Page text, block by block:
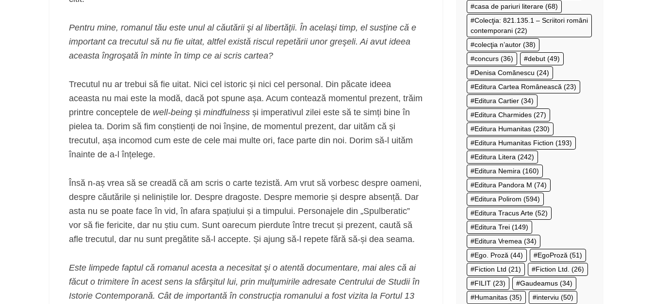
Pentru mine, romanul tău este unul al căutării şi al libertăţii. În acelaşi timp, el susţine că e
important ca trecutul să nu fie uitat, altfel există riscul repetării unor greşeli. Ai avut ideea
aceasta îngroşată în minte în timp ce ai scris cartea?
Trecutul nu ar trebui să fie uitat. Nici cel istoric și nici cel personal. Din păcate ideea
aceasta nu mai este la modă, dacă pot spune așa. Acum contează momentul prezent, trăim
printre conceptele de well-being și mindfulness și imperativul zilei este să te simți bine în
pielea ta. Dorim să fim conștienți de noi înșine, de momentul prezent, dar uităm că și
trecutul, așa incomod cum este de cele mai multe ori, face parte din noi. Dorim să-l uităm
înainte de a-l înțelege.
Însă n-aș vrea să se creadă că am scris o carte tezistă. Am vrut să vorbesc despre oameni,
despre căutările și neliniștile lor. Despre dragoste. Despre memorie și despre absență. Dar
asta nu se poate face în vid, în afara spațiului și a timpului. Personajele din „Spulberatic”
vor să fie fericite, dar nu știu cum. Sunt oarecum pierdute între trecut și prezent, caută să
afle trecutul, dar nu sunt pregătite să-l accepte. Și ajung să-l repete fără să-și dea seama.
Este limpede faptul că romanul acesta a necesitat şi o atentă documentare, mai ales că ai
făcut o trimitere în acest sens la sfârşitul lui, prin mulţumirile adresate Centrului de Studii în
Istorie Contemporană. Cât de importantă în construcţia romanului a fost vizita la Fortul 13
casa de pariuri literare (68)
Colecţia: 821.135.1 – Scriitori români
contemporani (22)
colecţia n’autor (38)
concurs (36) debut (49)
Denisa Comănescu (24)
Editura Cartea Românească (23)
Editura Cartier (34)
Editura Charmides (27)
Editura Humanitas (230)
Editura Humanitas Fiction (193)
Editura Litera (242)
Editura Nemira (160)
Editura Pandora M (74)
Editura Polirom (594)
Editura Tracus Arte (52)
Editura Trei (149)
Editura Vremea (34)
Ego. Proză (44) EgoProză (51)
Fiction Ltd (21) Fiction Ltd. (26)
FILIT (23) Gaudeamus (34)
Humanitas (35) interviu (50)